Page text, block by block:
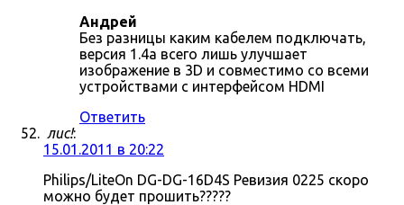
Андрей
Без разницы каким кабелем подключать,
версия 1.4a всего лишь улучшает
изображение в 3D и совместимо со всеми
устройствами с интерфейсом HDMI
Ответить
лис!:
15.01.2011 в 20:22
Philips/LiteOn DG-DG-16D4S Ревизия 0225 скоро
можно будет прошить?????